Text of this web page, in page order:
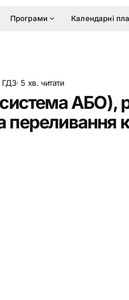
Програми Календарні
ГДЗ· 5 хв. читати
АБО),
переливання